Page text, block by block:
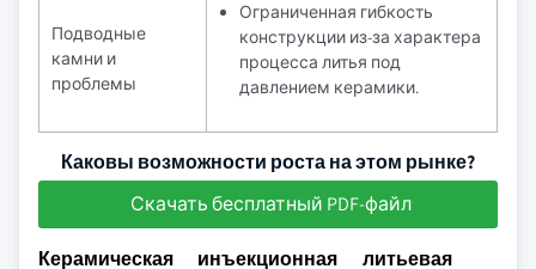
Подводные
камни и
проблемы
Ограниченная гибкость
конструкции из-за характера
процесса литья под
давлением керамики.
Каковы возможности роста на этом рынке?
Скачать бесплатный PDF-файл
Керамическая инъекционная литьевая